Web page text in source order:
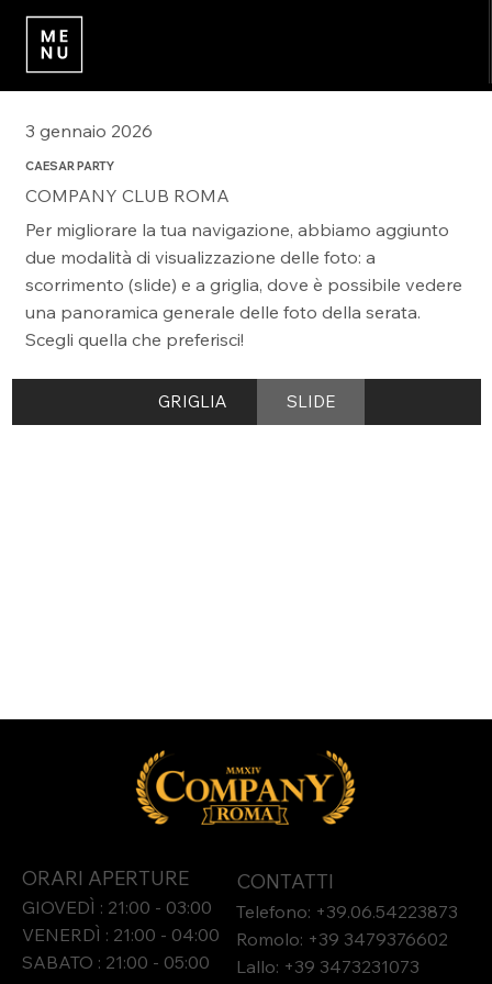
ORARI APERTURE
GIOVEDÌ : 21:00 - 03:00
VENERDÌ : 21:00 - 04:00
SABATO : 21:00 - 05:00
CONTATTI
Telefono: +39.06.54223873
Romolo: +39 3479376602
Lallo: +39 3473231073​
3 gennaio 2026
CAESAR PARTY
COMPANY CLUB ROMA
Per migliorare la tua navigazione, abbiamo aggiunto
due modalità di visualizzazione delle foto: a
scorrimento (slide) e a griglia, dove è possibile vedere
una panoramica generale delle foto della serata.
Scegli quella che preferisci!
GRIGLIA SLIDE